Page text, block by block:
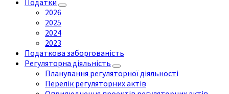
Податки
2026
2025
2024
2023
Податкова заборгованість
Регуляторна діяльність
Планування регуляторної діяльності
Перелік регуляторних актів